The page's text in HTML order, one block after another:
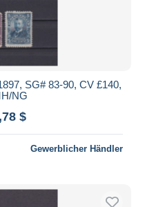
SG# 83-90, CV £140,
NG
$
Gewerblicher Händler